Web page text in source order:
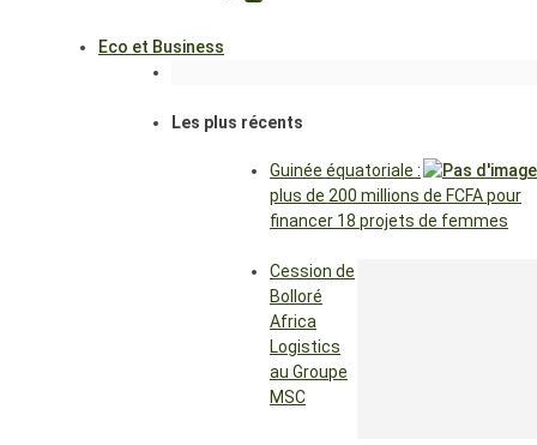
Eco et Business
Les plus récents
Guinée équatoriale :
plus de 200 millions de FCFA pour
financer 18 projets de femmes
Cession de
Bolloré
Africa
Logistics
au Groupe
MSC